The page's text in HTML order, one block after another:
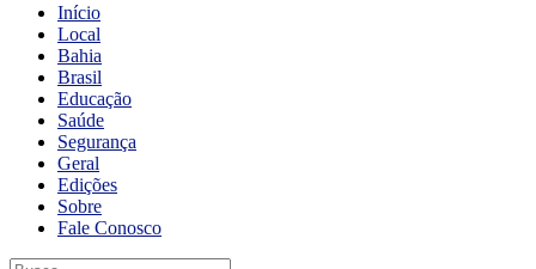
Início
Local
Bahia
Brasil
Educação
Saúde
Segurança
Geral
Edições
Sobre
Fale Conosco